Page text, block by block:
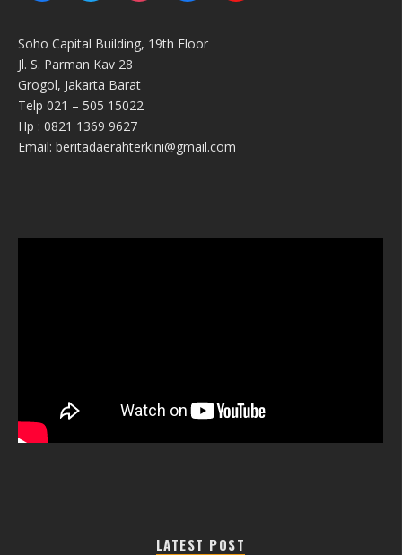
Soho Capital Building, 19th Floor
Jl. S. Parman Kav 28
Grogol, Jakarta Barat
Telp 021 – 505 15022
Hp : 0821 1369 9627
Email: beritadaerahterkini@gmail.com
LATEST POST